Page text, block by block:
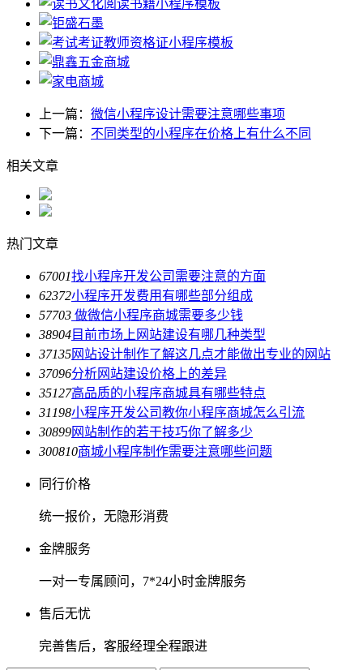
上一篇： 微信小程序设计需要注意哪些事项
下一篇： 不同类型的小程序在价格上有什么不同
相关文章
热门文章
67001找小程序开发公司需要注意的方面
62372小程序开发费用有哪些部分组成
57703 做微信小程序商城需要多少钱
38904目前市场上网站建设有哪几种类型
37135网站设计制作了解这几点才能做出专业的网站
37096分析网站建设价格上的差异
35127高品质的小程序商城具有哪些特点
31198小程序开发公司教你小程序商城怎么引流
30899网站制作的若干技巧你了解多少
300810商城小程序制作需要注意哪些问题
同行价格
统一报价，无隐形消费
金牌服务
一对一专属顾问，7*24小时金牌服务
售后无忧
完善售后，客服经理全程跟进